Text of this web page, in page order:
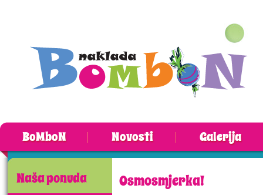
BoMboN Novosti Galerija
Naša ponuda
Osmosmjerka!